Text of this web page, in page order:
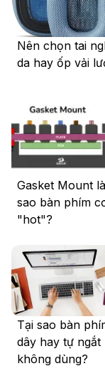
Nên chọn tai
da hay ốp vải
Gasket Mount
sao bàn phím
"hot"?
Tại sao bàn
dây hay tự ngắt
không dùng?